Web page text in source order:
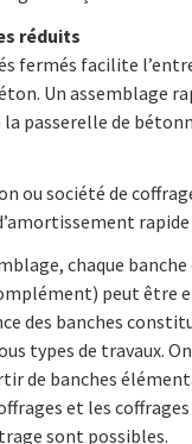
réduits
fermés facilite
Un assemblage
la passerelle de
ou société de
chaque
peut être
des banches
types de travaux.
de banches
et les
sont possibles.